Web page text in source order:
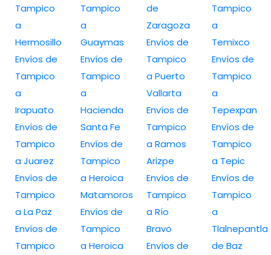
Tampico
a
Hermosillo
Envíos de
Tampico
a
Irapuato
Envíos de
Tampico
a Juarez
Envíos de
Tampico
a La Paz
Envíos de
Tampico
Tampico
a
Guaymas
Envíos de
Tampico
a
Hacienda
Santa Fe
Envíos de
Tampico
a Heroica
Matamoros
Envíos de
Tampico
a Heroica
de
Zaragoza
Envíos de
Tampico
a Puerto
Vallarta
Envíos de
Tampico
a Ramos
Arizpe
Envíos de
Tampico
a Río
Bravo
Envíos de
Tampico
a
Temixco
Envíos de
Tampico
a
Tepexpan
Envíos de
Tampico
a Tepic
Envíos de
Tampico
a
Tlalnepantla
de Baz